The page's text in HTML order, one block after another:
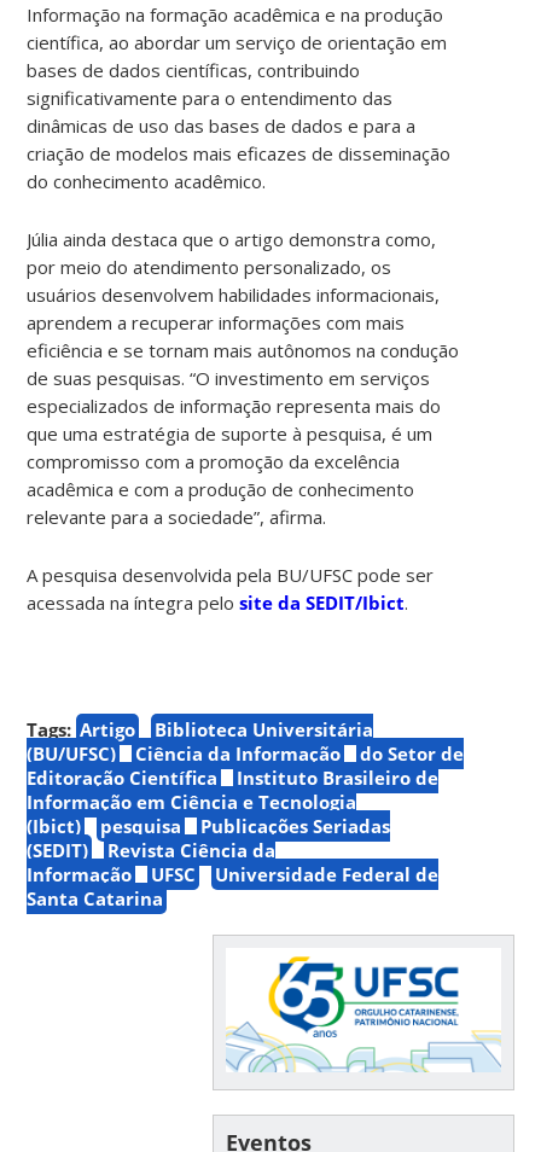
Informação na formação acadêmica e na produção
científica, ao abordar um serviço de orientação em
bases de dados científicas, contribuindo
significativamente para o entendimento das
dinâmicas de uso das bases de dados e para a
criação de modelos mais eficazes de disseminação
do conhecimento acadêmico.
Júlia ainda destaca que o artigo demonstra como,
por meio do atendimento personalizado, os
usuários desenvolvem habilidades informacionais,
aprendem a recuperar informações com mais
eficiência e se tornam mais autônomos na condução
de suas pesquisas. “O investimento em serviços
especializados de informação representa mais do
que uma estratégia de suporte à pesquisa, é um
compromisso com a promoção da excelência
acadêmica e com a produção de conhecimento
relevante para a sociedade”, afirma.
A pesquisa desenvolvida pela BU/UFSC pode ser
acessada na íntegra pelosite da SEDIT/Ibict.
Tags: Artigo
Biblioteca Universitária
(BU/UFSC)
Ciência da Informação
do Setor de
Editoração Científica
Instituto Brasileiro de
Informação em Ciência e Tecnologia
(Ibict)
pesquisa
Publicações Seriadas
(SEDIT)
Revista Ciência da
Informação
UFSC
Universidade Federal de
Santa Catarina
Eventos